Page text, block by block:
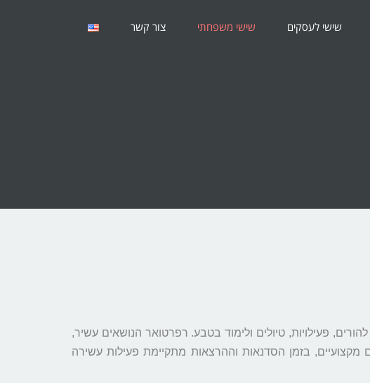
שישי לעסקים שישי משפחתי צור קשר
פעילויות, טיולים ולימוד בטבע. רפרטואר הנושאים עשיר,
בזמן הסדנאות וההרצאות מתקיימת פעילות עשירה